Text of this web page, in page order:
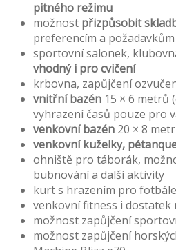
pitného režimu
možnost přizpůsobit
preferencím a požadavkům
sportovní salonek,
vhodný i pro cvičení
krbovna, zapůjčení
vnitřní bazén 15 × 6 metrů
vyhrazení časů pouze pro
venkovní bazén 20 × 8
venkovní kuželky,
ohniště pro táborák,
bubnování a další aktivity
kurt s hrazením pro
venkovní fitness i dostatek
možnost zapůjčení
možnost zapůjčení